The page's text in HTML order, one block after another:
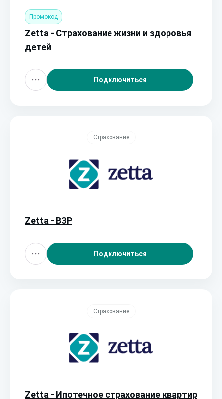
Промокод
Zetta - Страхование жизни и здоровья
детей
Подключиться
Страхование
Zetta - ВЗР
Подключиться
Страхование
Zetta - Ипотечное страхование квартир